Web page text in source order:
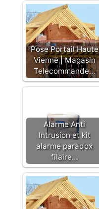
Pose Portail Haute
Vienne | Magasin
Telecommande…
Alarme Anti
Intrusion et kit
alarme paradox
filaire…